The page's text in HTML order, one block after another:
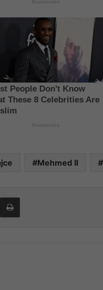
Mehmed II
via Email Print